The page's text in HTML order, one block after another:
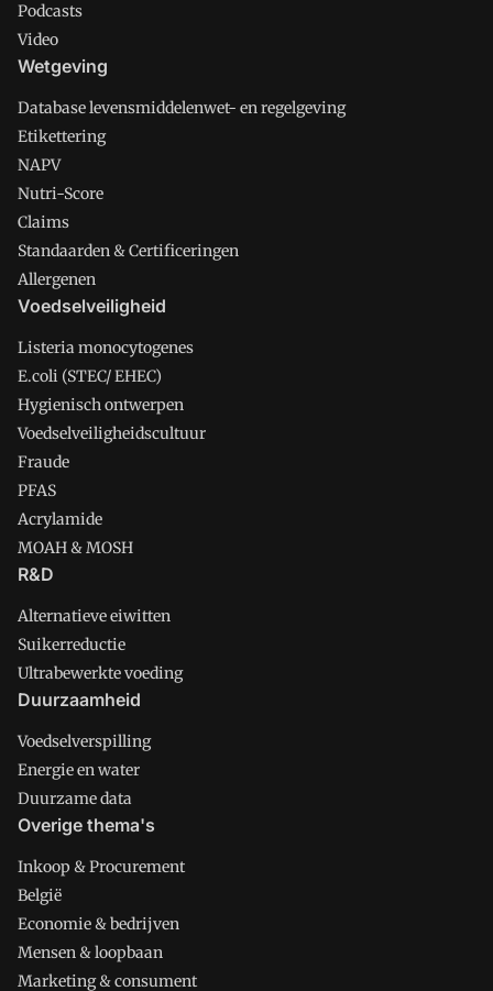
Podcasts
Video
Wetgeving
Database levensmiddelenwet- en regelgeving
Etikettering
NAPV
Nutri-Score
Claims
Standaarden & Certificeringen
Allergenen
Voedselveiligheid
Listeria monocytogenes
E.coli (STEC/ EHEC)
Hygienisch ontwerpen
Voedselveiligheidscultuur
Fraude
PFAS
Acrylamide
MOAH & MOSH
R&D
Alternatieve eiwitten
Suikerreductie
Ultrabewerkte voeding
Duurzaamheid
Voedselverspilling
Energie en water
Duurzame data
Overige thema's
Inkoop & Procurement
België
Economie & bedrijven
Mensen & loopbaan
Marketing & consument